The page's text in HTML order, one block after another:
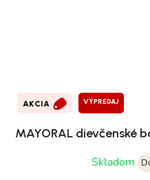
AKCIA VÝPREDAJ
MAYORAL dievčenské
Skladom